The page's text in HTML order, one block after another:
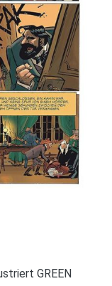
GREEN